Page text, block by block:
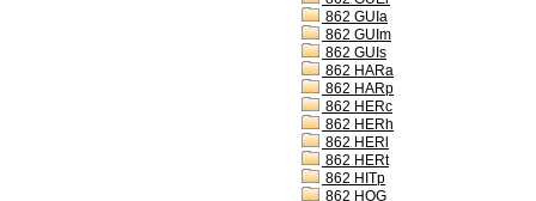
862 GUIa
862 GUIm
862 GUIs
862 HARa
862 HARp
862 HERc
862 HERh
862 HERl
862 HERt
862 HITp
862 HOG